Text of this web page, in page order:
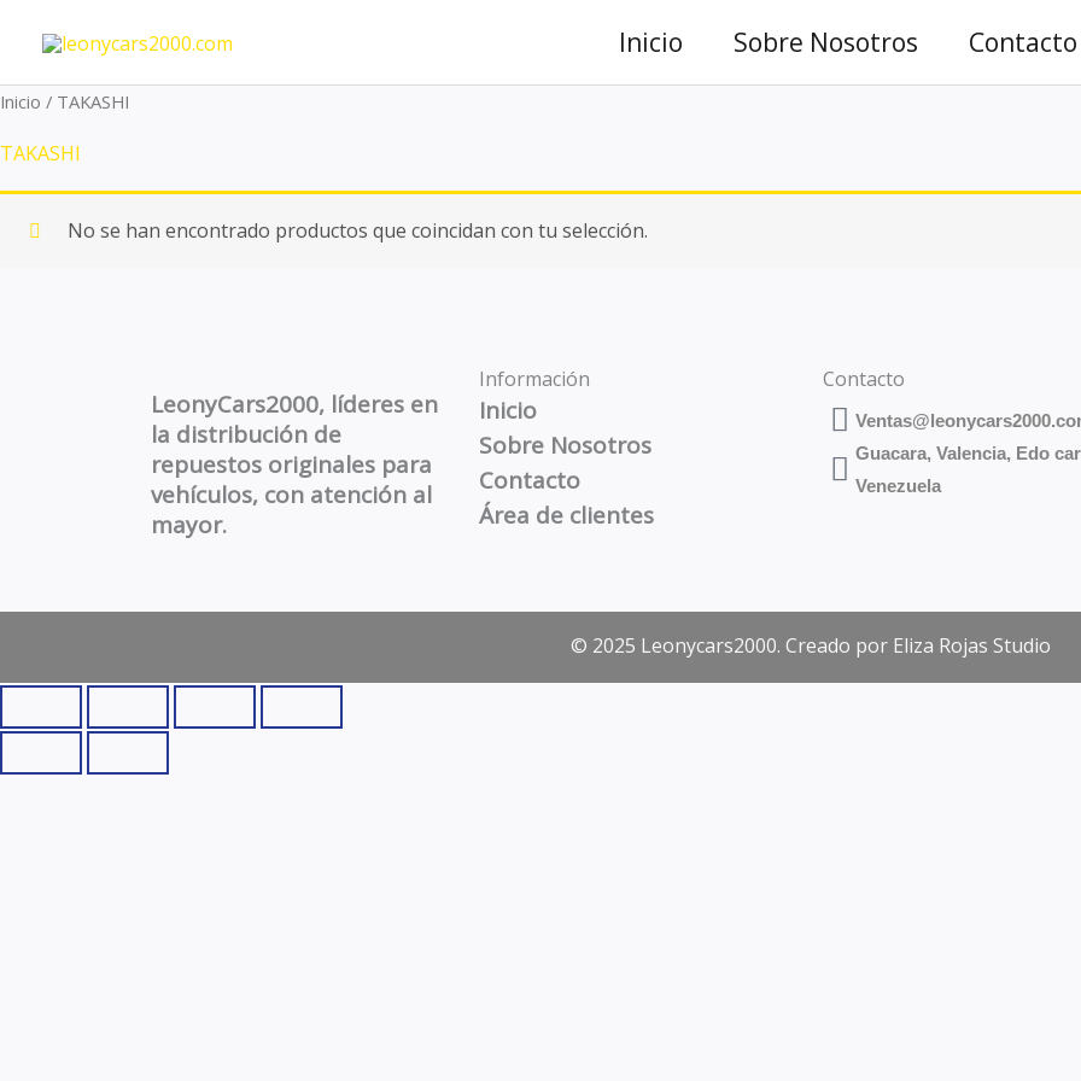
contenido
Inicio Sobre Nosotros Contacto
Inicio / TAKASHI
TAKASHI
No se han encontrado productos que coincidan con tu selección.
LeonyCars2000, líderes en
la distribución de
repuestos originales para
vehículos, con atención al
mayor.
Información
Inicio
Sobre Nosotros
Contacto
Área de clientes
Contacto
Guacara, Valencia, Edo
Venezuela
© 2025 Leonycars2000. Creado por Eliza Rojas Studio